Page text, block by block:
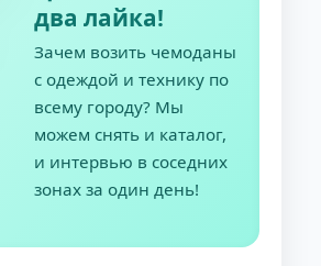
два лайка!
Зачем возить чемоданы
с одеждой и технику по
всему городу? Мы
можем снять и каталог,
и интервью в соседних
зонах за один день!